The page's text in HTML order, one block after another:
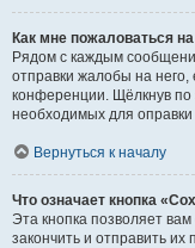
Как мне пожаловаться
Рядом с каждым
отправки жалобы на
конференции. Щёлкнув по
необходимых для
Вернуться к началу
Что означает кнопка
Эта кнопка позволяет
закончить и отправить